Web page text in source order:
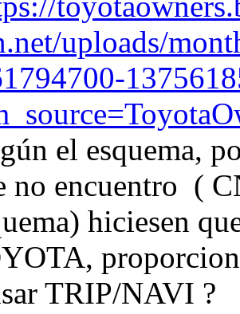
uploads/
el esquema,
no encuentro (
hiciesen
TRIP/NAVI ?